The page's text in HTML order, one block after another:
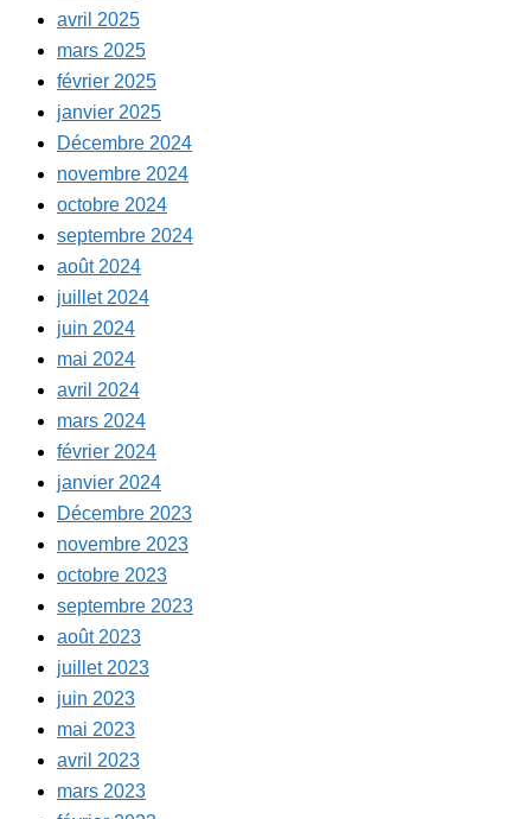
avril 2025
mars 2025
février 2025
janvier 2025
Décembre 2024
novembre 2024
octobre 2024
septembre 2024
août 2024
juillet 2024
juin 2024
mai 2024
avril 2024
mars 2024
février 2024
janvier 2024
Décembre 2023
novembre 2023
octobre 2023
septembre 2023
août 2023
juillet 2023
juin 2023
mai 2023
avril 2023
mars 2023